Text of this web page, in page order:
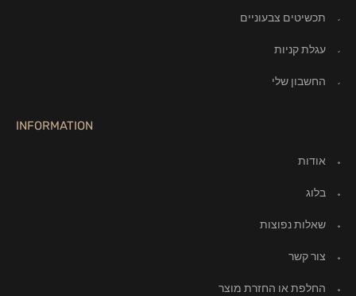
תכשיטים צבעוניים
עגלת קניות
החשבון שלי
INFORMATION
אודות
בלוג
שאלות נפוצות
צור קשר
החלפת או החזרת מוצר